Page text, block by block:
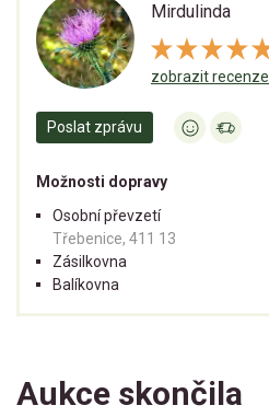
Mirdulinda
zobrazit recenze
Poslat zprávu
Možnosti dopravy
Osobní převzetí
Třebenice, 411 13
Zásilkovna
Balíkovna
Aukce skončila